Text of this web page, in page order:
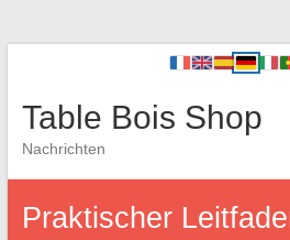
Table Bois Shop
Nachrichten
Praktischer